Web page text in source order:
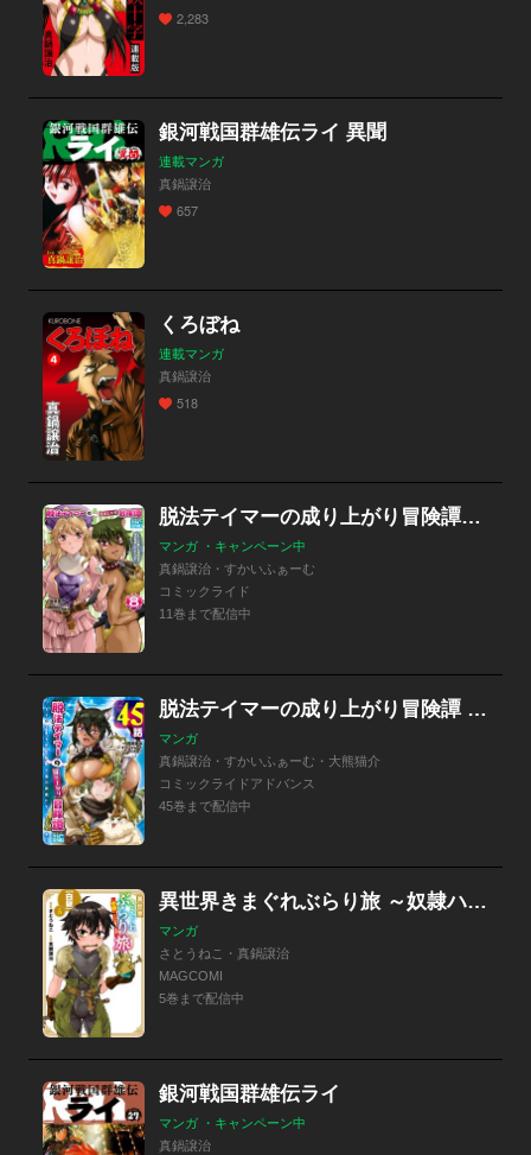
2,283
銀河戦国群雄伝ライ 異聞
連載マンガ
真鍋譲治
657
くろぼね
連載マンガ
真鍋譲治
518
脱法テイマーの成り上がり冒険譚～Sランク美少女冒険者が俺の獣魔になっテイマす～ THE COMIC
マンガ ・キャンペーン中
真鍋譲治・すかいふぁーむ
コミックライド
11巻まで配信中
脱法テイマーの成り上がり冒険譚 ～Sランク美少女冒険者が俺の獣魔になっテイマす～【単話版】
マンガ
真鍋譲治・すかいふぁーむ・大熊猫介
コミックライドアドバンス
45巻まで配信中
異世界きまぐれぶらり旅 ～奴隷ハーレムを添えて～【白版】
マンガ
さとうねこ・真鍋譲治
MAGCOMI
5巻まで配信中
銀河戦国群雄伝ライ
マンガ ・キャンペーン中
真鍋譲治